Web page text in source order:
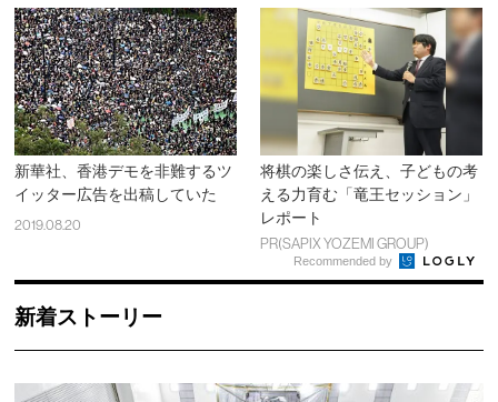
新華社、香港デモを非難するツ
イッター広告を出稿していた
2019.08.20
将棋の楽しさ伝え、子どもの考
える力育む「竜王セッション」
レポート
PR(SAPIX YOZEMI GROUP)
Recommended by
新着ストーリー